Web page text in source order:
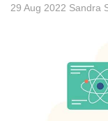
29 Aug 2022 Sandra